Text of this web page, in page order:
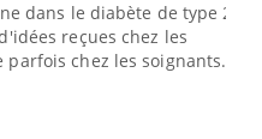
dans le diabète de type 2
reçues chez les
parfois chez les soignants.